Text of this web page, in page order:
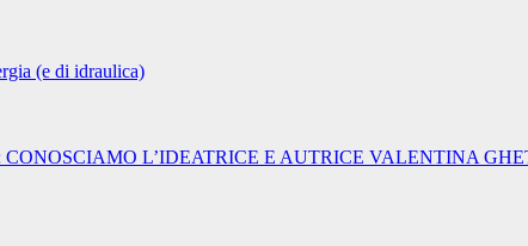
(e di idraulica)
L’IDEATRICE E AUTRICE VALENTINA